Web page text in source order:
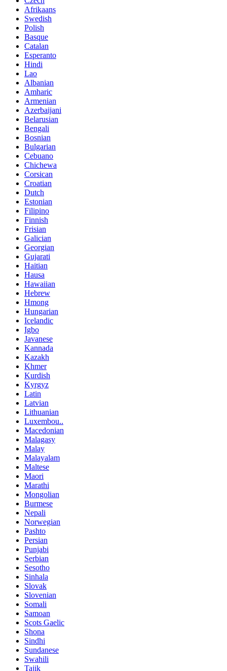
Afrikaans
Swedish
Polish
Basque
Catalan
Esperanto
Hindi
Lao
Albanian
Amharic
Armenian
Azerbaijani
Belarusian
Bengali
Bosnian
Bulgarian
Cebuano
Chichewa
Corsican
Croatian
Dutch
Estonian
Filipino
Finnish
Frisian
Galician
Georgian
Gujarati
Haitian
Hausa
Hawaiian
Hebrew
Hmong
Hungarian
Icelandic
Igbo
Javanese
Kannada
Kazakh
Khmer
Kurdish
Kyrgyz
Latin
Latvian
Lithuanian
Luxembou..
Macedonian
Malagasy
Malay
Malayalam
Maltese
Maori
Marathi
Mongolian
Burmese
Nepali
Norwegian
Pashto
Persian
Punjabi
Serbian
Sesotho
Sinhala
Slovak
Slovenian
Somali
Samoan
Scots Gaelic
Shona
Sindhi
Sundanese
Swahili
Tajik